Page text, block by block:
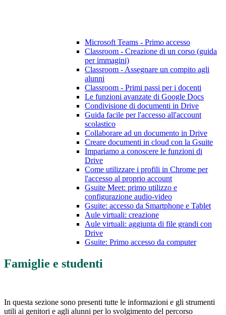
Microsoft Teams - Primo accesso
Classroom - Creazione di un corso (guida
per immagini)
Classroom - Assegnare un compito agli
alunni
Classroom - Primi passi per i docenti
Le funzioni avanzate di Google Docs
Condivisione di documenti in Drive
Guida facile per l'accesso all'account
scolastico
Collaborare ad un documento in Drive
Creare documenti in cloud con la Gsuite
Impariamo a conoscere le funzioni di
Drive
Come utilizzare i profili in Chrome per
l'accesso al proprio account
Gsuite Meet: primo utilizzo e
configurazione audio-video
Gsuite: accesso da Smartphone e Tablet
Aule virtuali: creazione
Aule virtuali: aggiunta di file grandi con
Drive
Gsuite: Primo accesso da computer
Famiglie e studenti
In questa sezione sono presenti tutte le informazioni e gli strumenti
utili ai genitori e agli alunni per lo svolgimento del percorso